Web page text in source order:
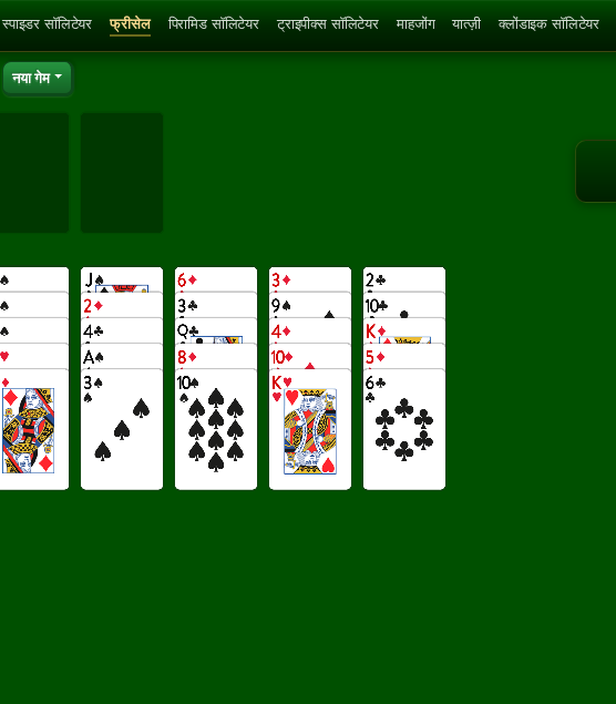
स्पाइडर सॉलिटेयर फ्रीसेल पिरामिड सॉलिटेयर ट्राइपीक्स सॉलिटेयर माहजोंग यात्ज़ी क्लोंडाइक सॉलिटेयर
नया गेम